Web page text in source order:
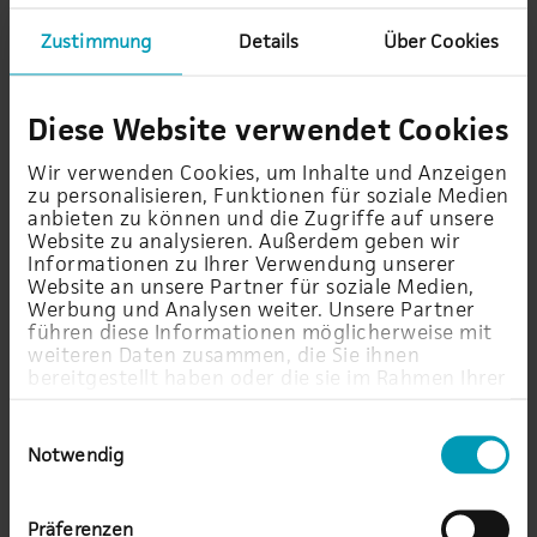
Zustimmung Details Über Cookies
Diese Website verwendet Cookies
Wir verwenden Cookies, um Inhalte und Anzeigen
zu personalisieren, Funktionen für soziale Medien
anbieten zu können und die Zugriffe auf unsere
Website zu analysieren. Außerdem geben wir
Informationen zu Ihrer Verwendung unserer
Website an unsere Partner für soziale Medien,
Werbung und Analysen weiter. Unsere Partner
führen diese Informationen möglicherweise mit
weiteren Daten zusammen, die Sie ihnen
bereitgestellt haben oder die sie im Rahmen Ihrer
Notwendig
Präferenzen
Beachtung der gesetzlichen Aufbewahrungsfristen
für die jeweilige Aufgabenerfüllung
ist.
Betroffenenrechte
Nach der Datenschutz-Grundverordnung stehen
Ihnen folgende Rechte zu:
Werden Ihre personenbezogenen Daten verarbeitet,
gespeicherten Daten zu erhalten (Art. 15 DSGVO).
Sollten unrichtige personenbezogene Daten